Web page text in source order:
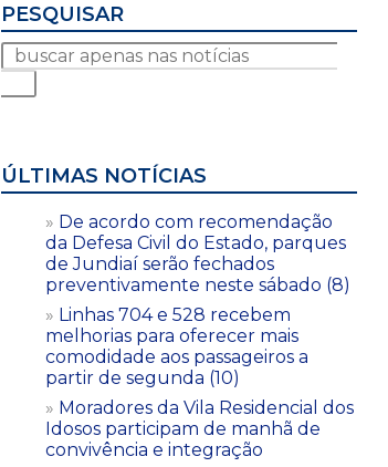
PESQUISAR
ÚLTIMAS NOTÍCIAS
De acordo com recomendação
da Defesa Civil do Estado, parques
de Jundiaí serão fechados
preventivamente neste sábado (8)
Linhas 704 e 528 recebem
melhorias para oferecer mais
comodidade aos passageiros a
partir de segunda (10)
Moradores da Vila Residencial dos
Idosos participam de manhã de
convivência e integração